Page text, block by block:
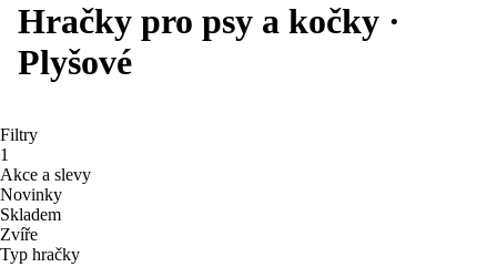
Hračky pro psy a kočky ·
Plyšové
Filtry
1
Akce a slevy
Novinky
Skladem
Zvíře
Typ hračky